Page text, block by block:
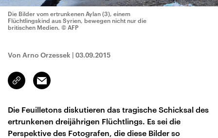
Die Bilder vom ertrunkenen Aylan (3), einem
Flüchtlingskind aus Syrien, bewegen nicht nur die
britischen Medien. © AFP
Von Arno Orzessek | 03.09.2015
Link
kopieren/teilen
Email
Die Feuilletons diskutieren das tragische Schicksal des
ertrunkenen dreijährigen Flüchtlings. Es sei die
Perspektive des Fotografen, die diese Bilder so